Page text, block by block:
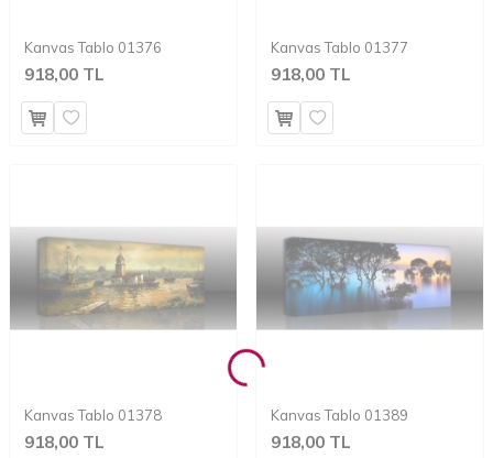
Kanvas Tablo 01376
918,00 TL
Kanvas Tablo 01377
918,00 TL
Kanvas Tablo 01378
918,00 TL
Kanvas Tablo 01389
918,00 TL